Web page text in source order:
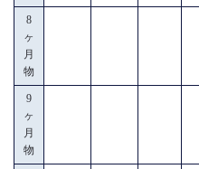
8
ヶ
月
物
9
ヶ
月
物